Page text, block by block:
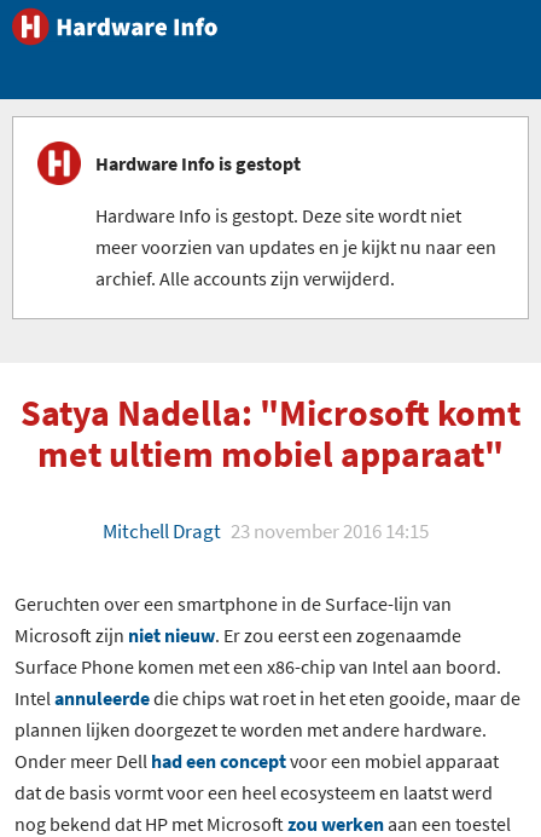
Hardware Info is gestopt
Hardware Info is gestopt. Deze site wordt niet
meer voorzien van updates en je kijkt nu naar een
archief. Alle accounts zijn verwijderd.
Satya Nadella: "Microsoft komt
met ultiem mobiel apparaat"
Mitchell Dragt 23 november 2016 14:15
Geruchten over een smartphone in de Surface-lijn van
Microsoft zijn niet nieuw. Er zou eerst een zogenaamde
Surface Phone komen met een x86-chip van Intel aan boord.
Intelannuleerdedie chips wat roet in het eten gooide, maar de
plannen lijken doorgezet te worden met andere hardware.
Onder meer Dell had een conceptvoor een mobiel apparaat
dat de basis vormt voor een heel ecosysteem en laatst werd
nog bekend dat HP met Microsoftzou werkenaan een toestel